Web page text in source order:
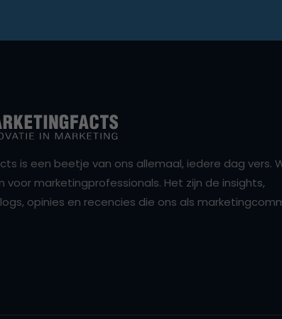
is een beetje van ons allemaal, iedere dag vers.
voor marketingprofessionals. Het zijn de insights,
opinies en recencies die ons als